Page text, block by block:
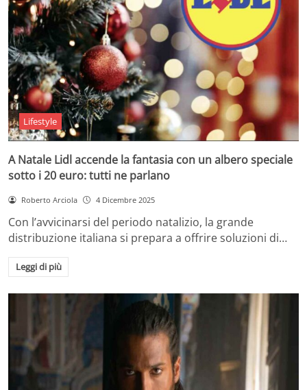
Lifestyle
A Natale Lidl accende la fantasia con un albero speciale
sotto i 20 euro: tutti ne parlano
Roberto Arciola 4 Dicembre 2025
Con l’avvicinarsi del periodo natalizio, la grande
distribuzione italiana si prepara a offrire soluzioni di…
Leggi di più